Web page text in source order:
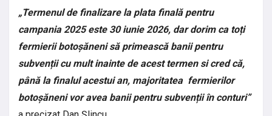
„Termenul de finalizare la plata finală pentru
campania 2025 este 30 iunie 2026, dar dorim ca toți
fermierii botoșăneni să primească banii pentru
subvenții cu mult inainte de acest termen si cred că,
până la finalul acestui an, majoritatea fermierilor
botoșăneni vor avea banii pentru subvenții în conturi”